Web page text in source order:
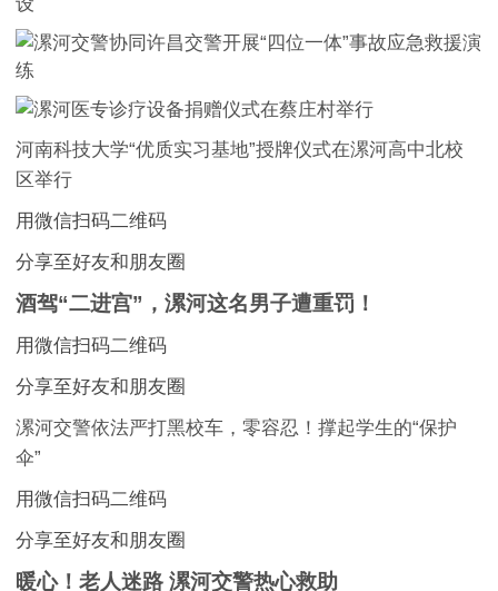
河南科技大学“优质实习基地”授牌仪式在漯河高中北校
区举行
用微信扫码二维码
分享至好友和朋友圈
酒驾“二进宫”，漯河这名男子遭重罚！
用微信扫码二维码
分享至好友和朋友圈
漯河交警依法严打黑校车，零容忍！撑起学生的“保护
伞”
用微信扫码二维码
分享至好友和朋友圈
暖心！老人迷路 漯河交警热心救助